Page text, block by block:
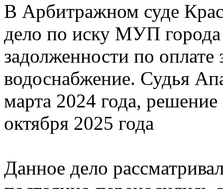
В Арбитражном суде
дело по иску МУП
задолженности по оплате
водоснабжение. Судья
марта 2024 года,
октября 2025 года
Данное дело